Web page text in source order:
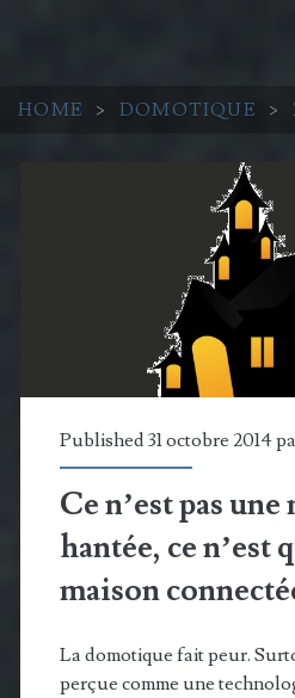
HOME > DOMOTIQUE >
Catégorie :
Zibase</
Published 31 octobre 2014
Ce n’est pas
hantée, ce n’est
maison
La domotique fait peur.
perçue comme une